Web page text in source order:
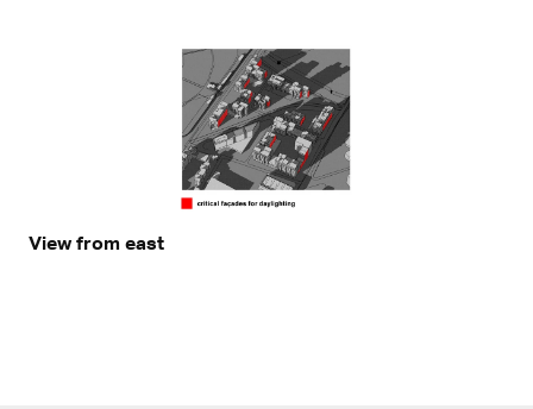
View from east